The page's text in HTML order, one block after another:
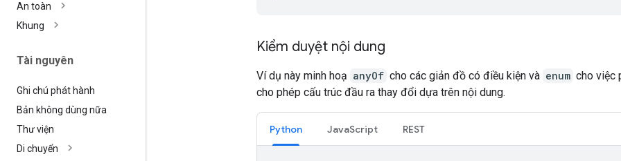
An toàn
Khung
Tài nguyên
Ghi chú phát hành
Bản không dùng nữa
Thư viện
Di chuyển
Kiểm duyệt nội dung
Ví dụ này minh hoạ anyOf cho các giản đồ có điều kiện và enum cho việc
cho phép cấu trúc đầu ra thay đổi dựa trên nội dung.
Python JavaScript REST